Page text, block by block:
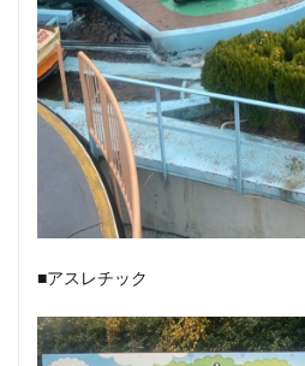
■アスレチック